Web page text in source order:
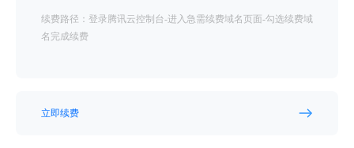
续费路径：登录腾讯云控制台-进入急需续费域名页面-勾选续费域
名完成续费
立即续费